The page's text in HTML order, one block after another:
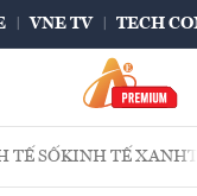
VNE TV TECH
TẾ SỐKINH TẾ XANH